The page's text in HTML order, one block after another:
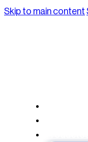
Skip to main content